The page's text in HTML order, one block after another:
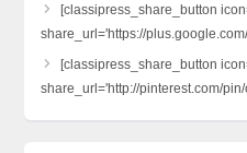
[classipress_share_button
share_url='https://
[classipress_share_button
share_url='http://pinterest.com/